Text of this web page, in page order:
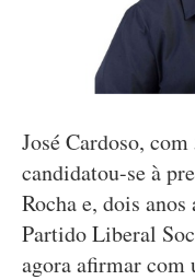
José Cardoso,
candidatou-se à
Rocha e, dois
Partido Liberal
agora afirmar com